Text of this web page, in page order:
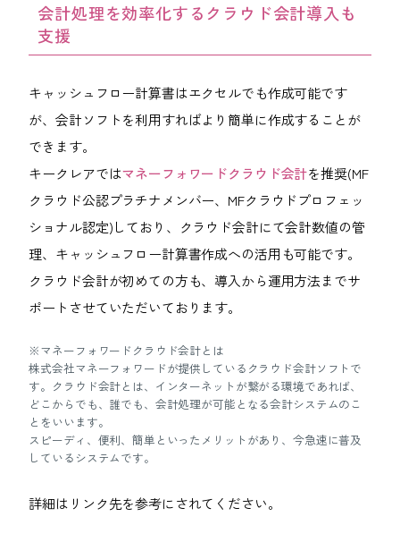
会計処理を効率化するクラウド会計導入も
支援
キャッシュフロー計算書はエクセルでも作成可能です
が、会計ソフトを利用すればより簡単に作成することが
できます。
キークレアではマネーフォワードクラウド会計を推奨(MF
クラウド公認プラチナメンバー、MFクラウドプロフェッ
ショナル認定)しており、クラウド会計にて会計数値の管
理、キャッシュフロー計算書作成への活用も可能です。
クラウド会計が初めての方も、導入から運用方法までサ
ポートさせていただいております。
※マネーフォワードクラウド会計とは
株式会社マネーフォワードが提供しているクラウド会計ソフトで
す。クラウド会計とは、インターネットが繋がる環境であれば、
どこからでも、誰でも、会計処理が可能となる会計システムのこ
とをいいます。
スピーディ、便利、簡単といったメリットがあり、今急速に普及
しているシステムです。
詳細はリンク先を参考にされてください。